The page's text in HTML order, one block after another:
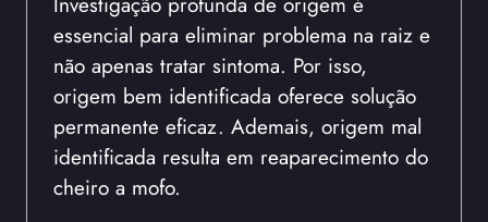
essencial para eliminar problema na raiz e
não apenas tratar sintoma. Por isso,
origem bem identificada oferece solução
permanente eficaz. Ademais, origem mal
identificada resulta em reaparecimento do
cheiro a mofo.